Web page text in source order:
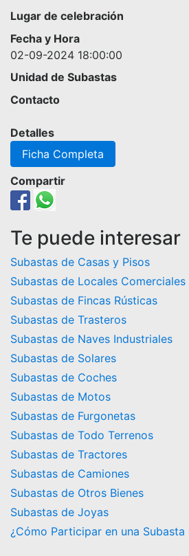
Lugar de celebración
Fecha y Hora
02-09-2024 18:00:00
Unidad de Subastas
Contacto
Detalles
Ficha Completa
Compartir
Te puede interesar
Subastas de Casas y Pisos
Subastas de Locales Comerciales
Subastas de Fincas Rústicas
Subastas de Trasteros
Subastas de Naves Industriales
Subastas de Solares
Subastas de Coches
Subastas de Motos
Subastas de Furgonetas
Subastas de Todo Terrenos
Subastas de Tractores
Subastas de Camiones
Subastas de Otros Bienes
Subastas de Joyas
¿Cómo Participar en una Subasta